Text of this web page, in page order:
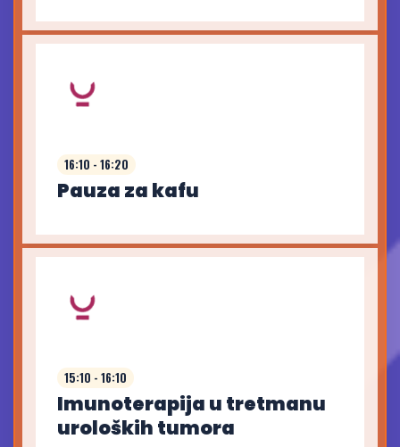
16:10 - 16:20
Pauza za kafu
15:10 - 16:10
Imunoterapija u tretmanu
uroloških tumora